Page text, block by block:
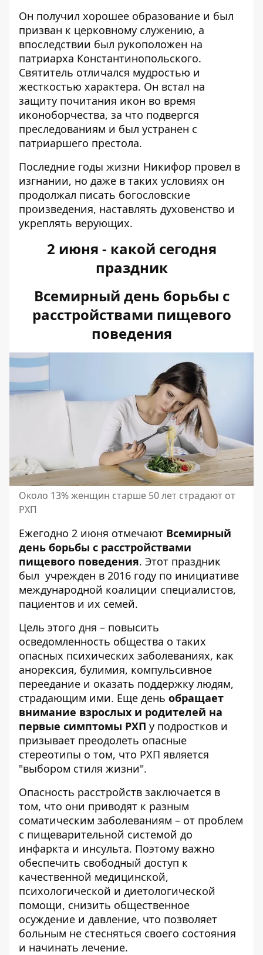
Он получил хорошее образование и был
призван к церковному служению, а
впоследствии был рукоположен на
патриарха Константинопольского.
Святитель отличался мудростью и
жесткостью характера. Он встал на
защиту почитания икон во время
иконоборчества, за что подвергся
преследованиям и был устранен с
патриаршего престола.
Последние годы жизни Никифор провел в
изгнании, но даже в таких условиях он
продолжал писать богословские
произведения, наставлять духовенство и
укреплять верующих.
2 июня - какой сегодня
праздник
Всемирный день борьбы с
расстройствами пищевого
поведения
Около 13% женщин старше 50 лет страдают от
РХП
Ежегодно 2 июня отмечают Всемирный
день борьбы с расстройствами
пищевого поведения. Этот праздник
был учрежден в 2016 году по инициативе
международной коалиции специалистов,
пациентов и их семей.
Цель этого дня – повысить
осведомленность общества о таких
опасных психических заболеваниях, как
анорексия, булимия, компульсивное
переедание и оказать поддержку людям,
страдающим ими. Еще день обращает
внимание взрослых и родителей на
первые симптомы РХП у подростков и
призывает преодолеть опасные
стереотипы о том, что РХП является
"выбором стиля жизни".
Опасность расстройств заключается в
том, что они приводят к разным
соматическим заболеваниям – от проблем
с пищеварительной системой до
инфаркта и инсульта. Поэтому важно
обеспечить свободный доступ к
качественной медицинской,
психологической и диетологической
помощи, снизить общественное
осуждение и давление, что позволяет
больным не стесняться своего состояния
и начинать лечение.